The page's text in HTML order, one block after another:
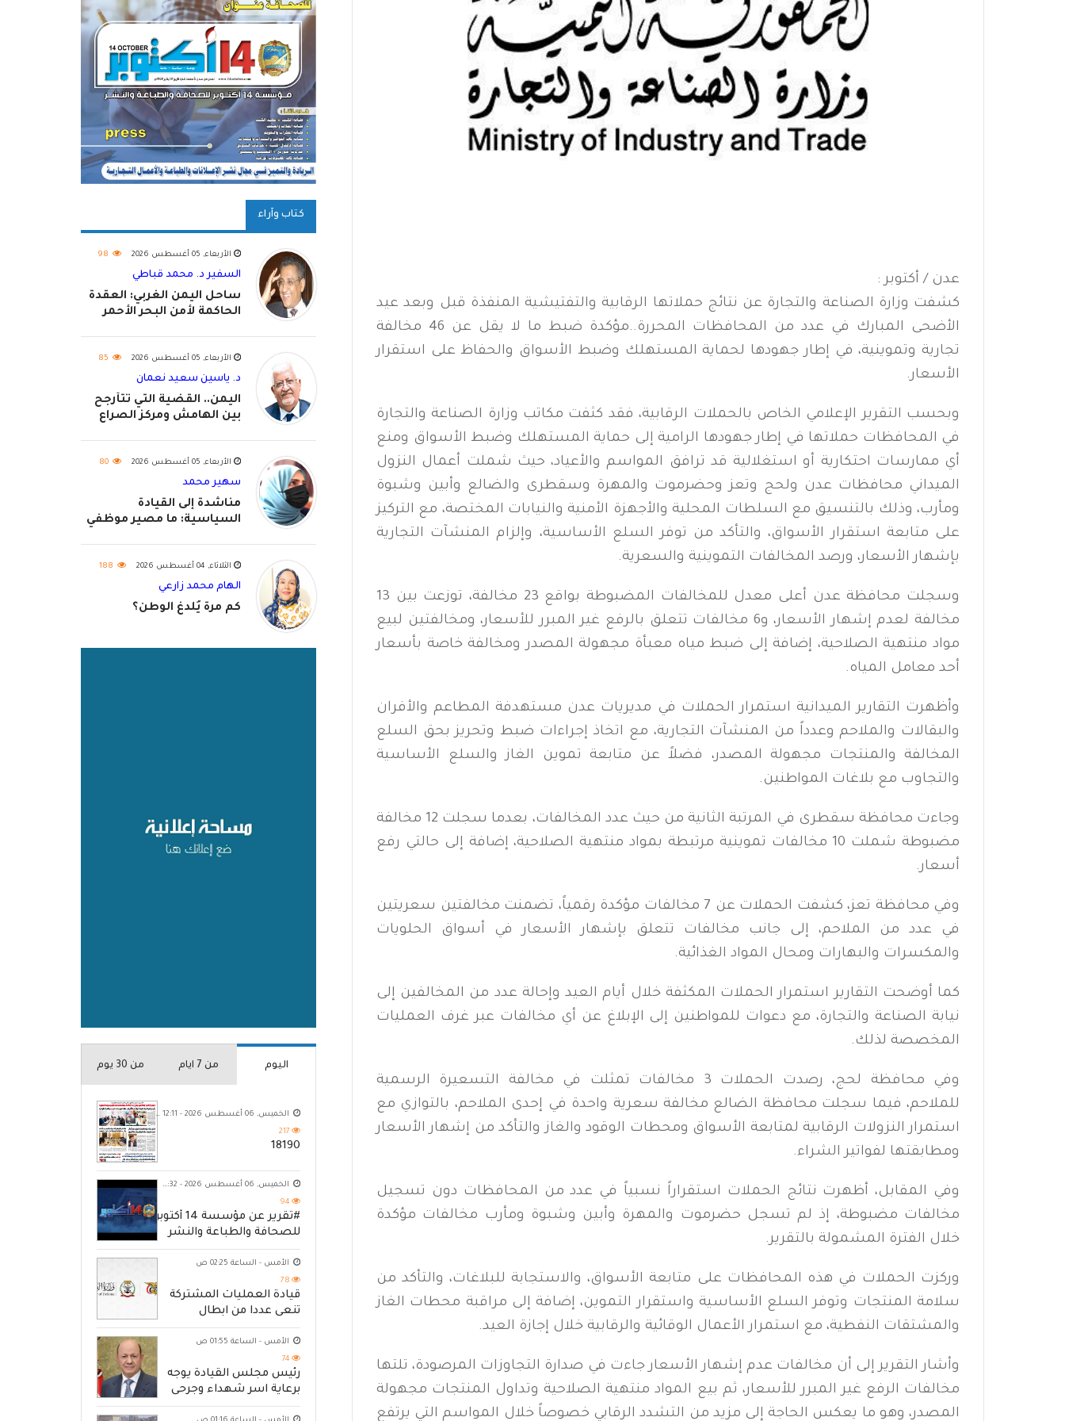
عدن / أكتوبر :
كشفت وزارة الصناعة والتجارة عن نتائج حملاتها الرقابية والتفتيشية المنفذة قبل وبعد عيد
الأضحى المبارك في عدد من المحافظات المحررة..مؤكدة ضبط ما لا يقل عن 46 مخالفة
تجارية وتموينية، في إطار جهودها لحماية المستهلك وضبط الأسواق والحفاظ على استقرار
الأسعار.
وبحسب التقرير الإعلامي الخاص بالحملات الرقابية، فقد كثفت مكاتب وزارة الصناعة والتجارة
في المحافظات حملاتها في إطار جهودها الرامية إلى حماية المستهلك وضبط الأسواق ومنع
أي ممارسات احتكارية أو استغلالية قد ترافق المواسم والأعياد، حيث شملت أعمال النزول
الميداني محافظات عدن ولحج وتعز وحضرموت والمهرة وسقطرى والضالع وأبين وشبوة
ومأرب، وذلك بالتنسيق مع السلطات المحلية والأجهزة الأمنية والنيابات المختصة، مع التركيز
على متابعة استقرار الأسواق، والتأكد من توفر السلع الأساسية، وإلزام المنشآت التجارية
بإشهار الأسعار، ورصد المخالفات التموينية والسعرية.
وسجلت محافظة عدن أعلى معدل للمخالفات المضبوطة بواقع 23 مخالفة، توزعت بين 13
مخالفة لعدم إشهار الأسعار، و6 مخالفات تتعلق بالرفع غير المبرر للأسعار، ومخالفتين لبيع
مواد منتهية الصلاحية، إضافة إلى ضبط مياه معبأة مجهولة المصدر ومخالفة خاصة بأسعار
أحد معامل المياه.
وأظهرت التقارير الميدانية استمرار الحملات في مديريات عدن مستهدفة المطاعم والأفران
والبقالات والملاحم وعدداً من المنشآت التجارية، مع اتخاذ إجراءات ضبط وتحريز بحق السلع
المخالفة والمنتجات مجهولة المصدر، فضلاً عن متابعة تموين الغاز والسلع الأساسية
والتجاوب مع بلاغات المواطنين.
وجاءت محافظة سقطرى في المرتبة الثانية من حيث عدد المخالفات، بعدما سجلت 12 مخالفة
مضبوطة شملت 10 مخالفات تموينية مرتبطة بمواد منتهية الصلاحية، إضافة إلى حالتي رفع
أسعار.
وفي محافظة تعز، كشفت الحملات عن 7 مخالفات مؤكدة رقمياً، تضمنت مخالفتين سعريتين
في عدد من الملاحم، إلى جانب مخالفات تتعلق بإشهار الأسعار في أسواق الحلويات
والمكسرات والبهارات ومحال المواد الغذائية.
كما أوضحت التقارير استمرار الحملات المكثفة خلال أيام العيد وإحالة عدد من المخالفين إلى
نيابة الصناعة والتجارة، مع دعوات للمواطنين إلى الإبلاغ عن أي مخالفات عبر غرف العمليات
المخصصة لذلك.
وفي محافظة لحج، رصدت الحملات 3 مخالفات تمثلت في مخالفة التسعيرة الرسمية
للملاحم، فيما سجلت محافظة الضالع مخالفة سعرية واحدة في إحدى الملاحم، بالتوازي مع
استمرار النزولات الرقابية لمتابعة الأسواق ومحطات الوقود والغاز والتأكد من إشهار الأسعار
ومطابقتها لفواتير الشراء.
وفي المقابل، أظهرت نتائج الحملات استقراراً نسبياً في عدد من المحافظات دون تسجيل
مخالفات مضبوطة، إذ لم تسجل حضرموت والمهرة وأبين وشبوة ومأرب مخالفات مؤكدة
خلال الفترة المشمولة بالتقرير.
وركزت الحملات في هذه المحافظات على متابعة الأسواق، والاستجابة للبلاغات، والتأكد من
سلامة المنتجات وتوفر السلع الأساسية واستقرار التموين، إضافة إلى مراقبة محطات الغاز
والمشتقات النفطية، مع استمرار الأعمال الوقائية والرقابية خلال إجازة العيد.
وأشار التقرير إلى أن مخالفات عدم إشهار الأسعار جاءت في صدارة التجاوزات المرصودة، تلتها
مخالفات الرفع غير المبرر للأسعار، ثم بيع المواد منتهية الصلاحية وتداول المنتجات مجهولة
المصدر، وهو ما يعكس الحاجة إلى مزيد من التشدد الرقابي خصوصاً خلال المواسم التي يرتفع
كتاب وآراء
الأربعاء, 05 أغسطس 2026 98
السفير د. محمد قباطي
ساحل اليمن الغربي: العقدة
الحاكمة لأمن البحر الأحمر
الأربعاء, 05 أغسطس 2026 85
د. ياسين سعيد نعمان
اليمن.. القضية التي تتأرجح
بين الهامش ومركز الصراع
الأربعاء, 05 أغسطس 2026 80
سهير محمد
مناشدة إلى القيادة
السياسية: ما مصير موظفي
الثلاثاء, 04 أغسطس 2026 188
الهام محمد زارعي
كم مرة يُلدغ الوطن؟
اليوم من 7 ايام من 30 يوم
الخميس, 06 أغسطس 2026 - 12:11 ص
217
18190
الخميس, 06 أغسطس 2026 - 10:32 م
94
#تقرير عن مؤسسة 14 أكتوبر
للصحافة والطباعة والنشر
الأمس - الساعة 02:25 ص
78
قيادة العمليات المشتركة
تنعى عددا من ابطال
القوات المسلحة
الأمس - الساعة 01:55 ص
74
رئيس مجلس القيادة يوجه
برعاية اسر شهداء وجرحى
الهجوم الإرهابي الحوثي